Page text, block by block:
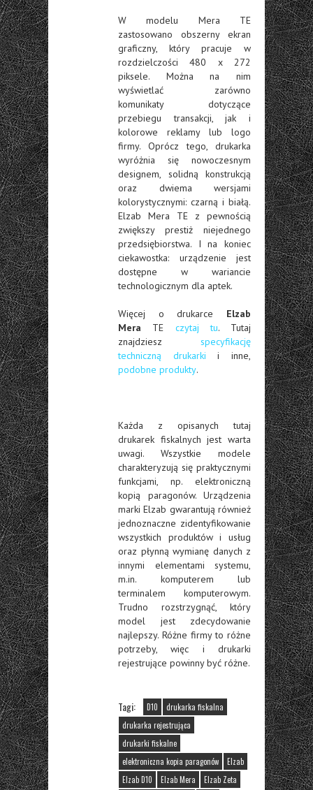
W modelu Mera TE
zastosowano obszerny ekran
graficzny, który pracuje w
rozdzielczości 480 x 272
piksele. Można na nim
wyświetlać zarówno
komunikaty dotyczące
przebiegu transakcji, jak i
kolorowe reklamy lub logo
firmy. Oprócz tego, drukarka
wyróżnia się nowoczesnym
designem, solidną konstrukcją
oraz dwiema wersjami
kolorystycznymi: czarną i białą.
Elzab Mera TE z pewnością
zwiększy prestiż niejednego
przedsiębiorstwa. I na koniec
ciekawostka: urządzenie jest
dostępne w wariancie
technologicznym dla aptek.
Więcej o drukarce Elzab
Mera TE czytaj tu. Tutaj
znajdziesz specyfikację
techniczną drukarki i inne,
podobne produkty.
Każda z opisanych tutaj
drukarek fiskalnych jest warta
uwagi. Wszystkie modele
charakteryzują się praktycznymi
funkcjami, np. elektroniczną
kopią paragonów. Urządzenia
marki Elzab gwarantują również
jednoznaczne zidentyfikowanie
wszystkich produktów i usług
oraz płynną wymianę danych z
innymi elementami systemu,
m.in. komputerem lub
terminalem komputerowym.
Trudno rozstrzygnąć, który
model jest zdecydowanie
najlepszy. Różne firmy to różne
potrzeby, więc i drukarki
rejestrujące powinny być różne.
Tagi: D10
drukarka fiskalna
drukarka rejestrująca
drukarki fiskalne
elektroniczna kopia paragonów
Elzab
Elzab D10
Elzab Mera
Elzab Zeta